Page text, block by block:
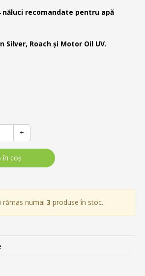
recomandate pentru apă
Silver, Roach și Motor Oil UV.
+
în coş
rămas numai 3 produse în stoc.